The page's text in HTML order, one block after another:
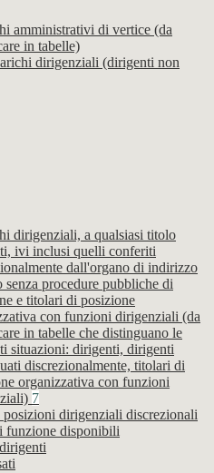
amministrativi di vertice (da
in tabelle)
dirigenziali (dirigenti non
dirigenziali, a qualsiasi titolo
ivi inclusi quelli conferiti
dall'organo di indirizzo
senza procedure pubbliche di
e titolari di posizione
con funzioni dirigenziali (da
in tabelle che distinguano le
situazioni: dirigenti, dirigenti
discrezionalmente, titolari di
organizzativa con funzioni
7
posizioni dirigenziali discrezionali
funzione disponibili